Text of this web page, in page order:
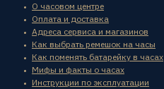
О часовом центре
Оплата и доставка
Адреса сервиса и магазинов
Как выбрать ремешок на часы
Как поменять батарейку в часах
Мифы и факты о часах
Инструкции по эксплуатации